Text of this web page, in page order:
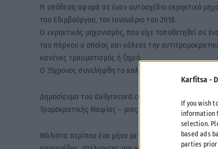
Karfitsa -
If you wish
information
selection.
based ads
parties
Η υπόθεση αφορά σε έναν αυτοσχέδιο εκρηκτικό
του Εδιμβούργου, τον Ιανουάριο του 2018.
Ο εκρηκτικός μηχανισμός, που είχε τοποθετηθεί σε
του πάρκου ο οποίος και κάλεσε την
κανένας τραυματισμός ή ζημιά.
Ο 35χρονος συνελήφθη το καλοκαίρι του 2021 και
Δημοσίευμα του dailyrecord.co.uk, αναφέρει ότι ο
Τρομοκρατικής Μαφίας – μιας μεξικανικής
Μάλιστα περίπου ένα μήνα μετά την ανακάλυψη της